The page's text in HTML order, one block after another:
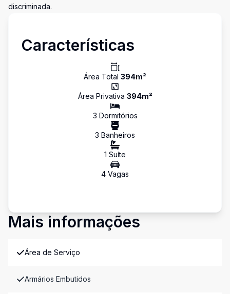
discriminada.
Características
Área Total 394m²
Área Privativa 394m²
3 Dormitórios
3 Banheiros
1 Suíte
4 Vagas
Mais informações
Área de Serviço
Armários Embutidos